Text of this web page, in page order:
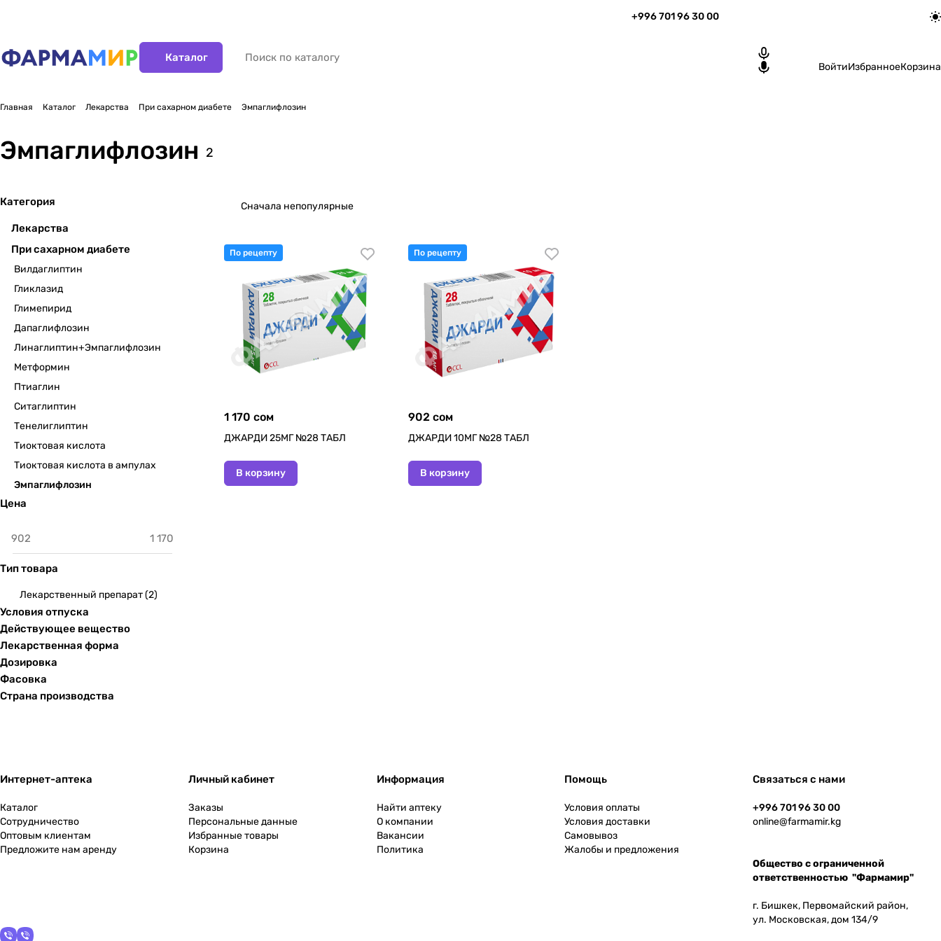
+996 701 96 30 00
Каталог
ВойтиИзбранноеКорзина
Главная Каталог Лекарства При сахарном диабете Эмпаглифлозин
Эмпаглифлозин 2
Сначала непопулярные
По рецепту
1 170 сом
ДЖАРДИ 25МГ №28 ТАБЛ
В корзину
По рецепту
902 сом
ДЖАРДИ 10МГ №28 ТАБЛ
В корзину
Категория
Лекарства
При сахарном диабете
Вилдаглиптин
Гликлазид
Глимепирид
Дапаглифлозин
Линаглиптин+Эмпаглифлозин
Метформин
Птиаглин
Ситаглиптин
Тенелиглиптин
Тиоктовая кислота
Тиоктовая кислота в ампулах
Эмпаглифлозин
Цена
Тип товара
Лекарственный препарат(2)
Условия отпуска
Действующее вещество
Лекарственная форма
Дозировка
Фасовка
Страна производства
Интернет-аптека
Каталог
Сотрудничество
Оптовым клиентам
Предложите нам аренду
Личный кабинет
Заказы
Персональные данные
Избранные товары
Корзина
Информация
Найти аптеку
О компании
Вакансии
Политика
Помощь
Условия оплаты
Условия доставки
Самовывоз
Жалобы и предложения
Связаться с нами
+996 701 96 30 00
online@farmamir.kg
Общество с ограниченной
ответственностью "Фармамир"
г. Бишкек, Первомайский район,
ул. Московская, дом 134/9